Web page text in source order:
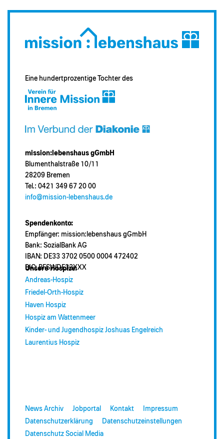
Eine hundertprozentige Tochter des
mission:lebenshaus gGmbH
Blumenthalstraße 10/11
28209 Bremen
Tel.: 0421 349 67 20 00
info@mission-lebenshaus.de
Spendenkonto:
Empfänger: mission:lebenshaus gGmbH
Bank: SozialBank AG
IBAN: DE33 3702 0500 0004 472402
BIC: BFSWDE33XXX
Unsere Hospize:
Andreas-Hospiz
Friedel-Orth-Hospiz
Haven Hospiz
Hospiz am Wattenmeer
Kinder- und Jugendhospiz Joshuas Engelreich
Laurentius Hospiz
News Archiv Jobportal Kontakt
Impressum
Datenschutzerklärung
Datenschutzeinstellungen
Datenschutz Social Media